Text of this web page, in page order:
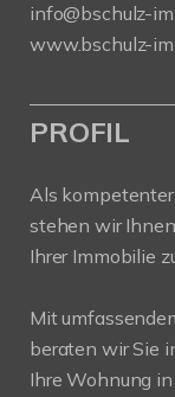
info@bschulz-
www.bschulz-
PROFIL
Als kompetenter
stehen wir
Ihrer Immobilie
Mit
beraten wir Sie
Ihre Wohnung